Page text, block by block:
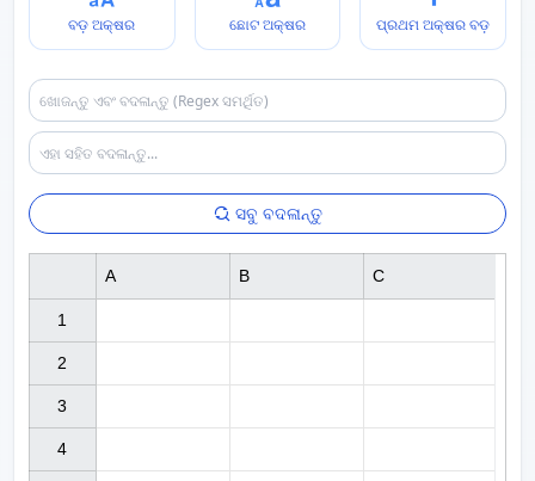
ବଡ଼ ଅକ୍ଷର ଛୋଟ ଅକ୍ଷର ପ୍ରଥମ ଅକ୍ଷର ବଡ଼
ସବୁ ବଦଳାନ୍ତୁ
1
2
3
4
A B C